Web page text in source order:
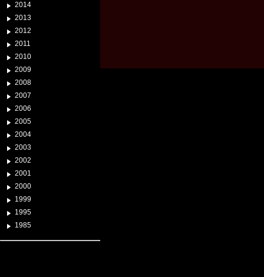
2014
2013
2012
2011
2010
2009
2008
2007
2006
2005
2004
2003
2002
2001
2000
1999
1995
1985